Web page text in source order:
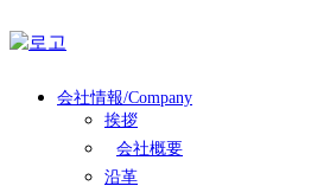
会社情報/Company
挨拶
会社概要
沿革